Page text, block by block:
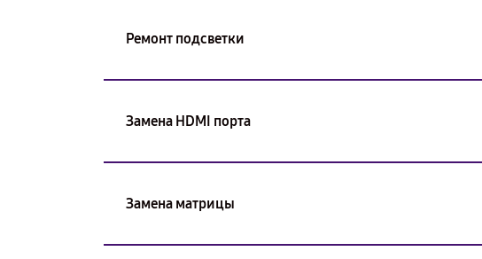
Ремонт подсветки
Замена HDMI порта
Замена матрицы